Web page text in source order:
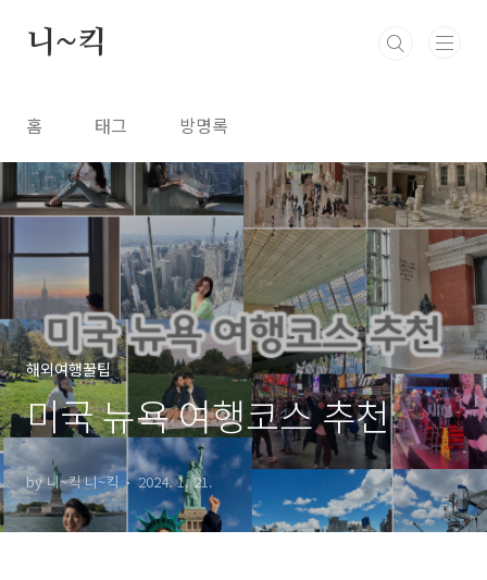
니~킥
홈 태그 방명록
해외여행꿀팁
미국 뉴욕 여행코스 추천
by 니~킥 니~킥 2024. 1. 21.